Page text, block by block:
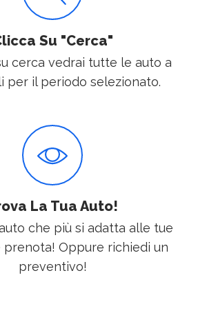
Su "Cerca"
cerca vedrai tutte le auto a
per il periodo selezionato.
La Tua Auto!
che più si adatta alle tue
prenota! Oppure richiedi un
preventivo!